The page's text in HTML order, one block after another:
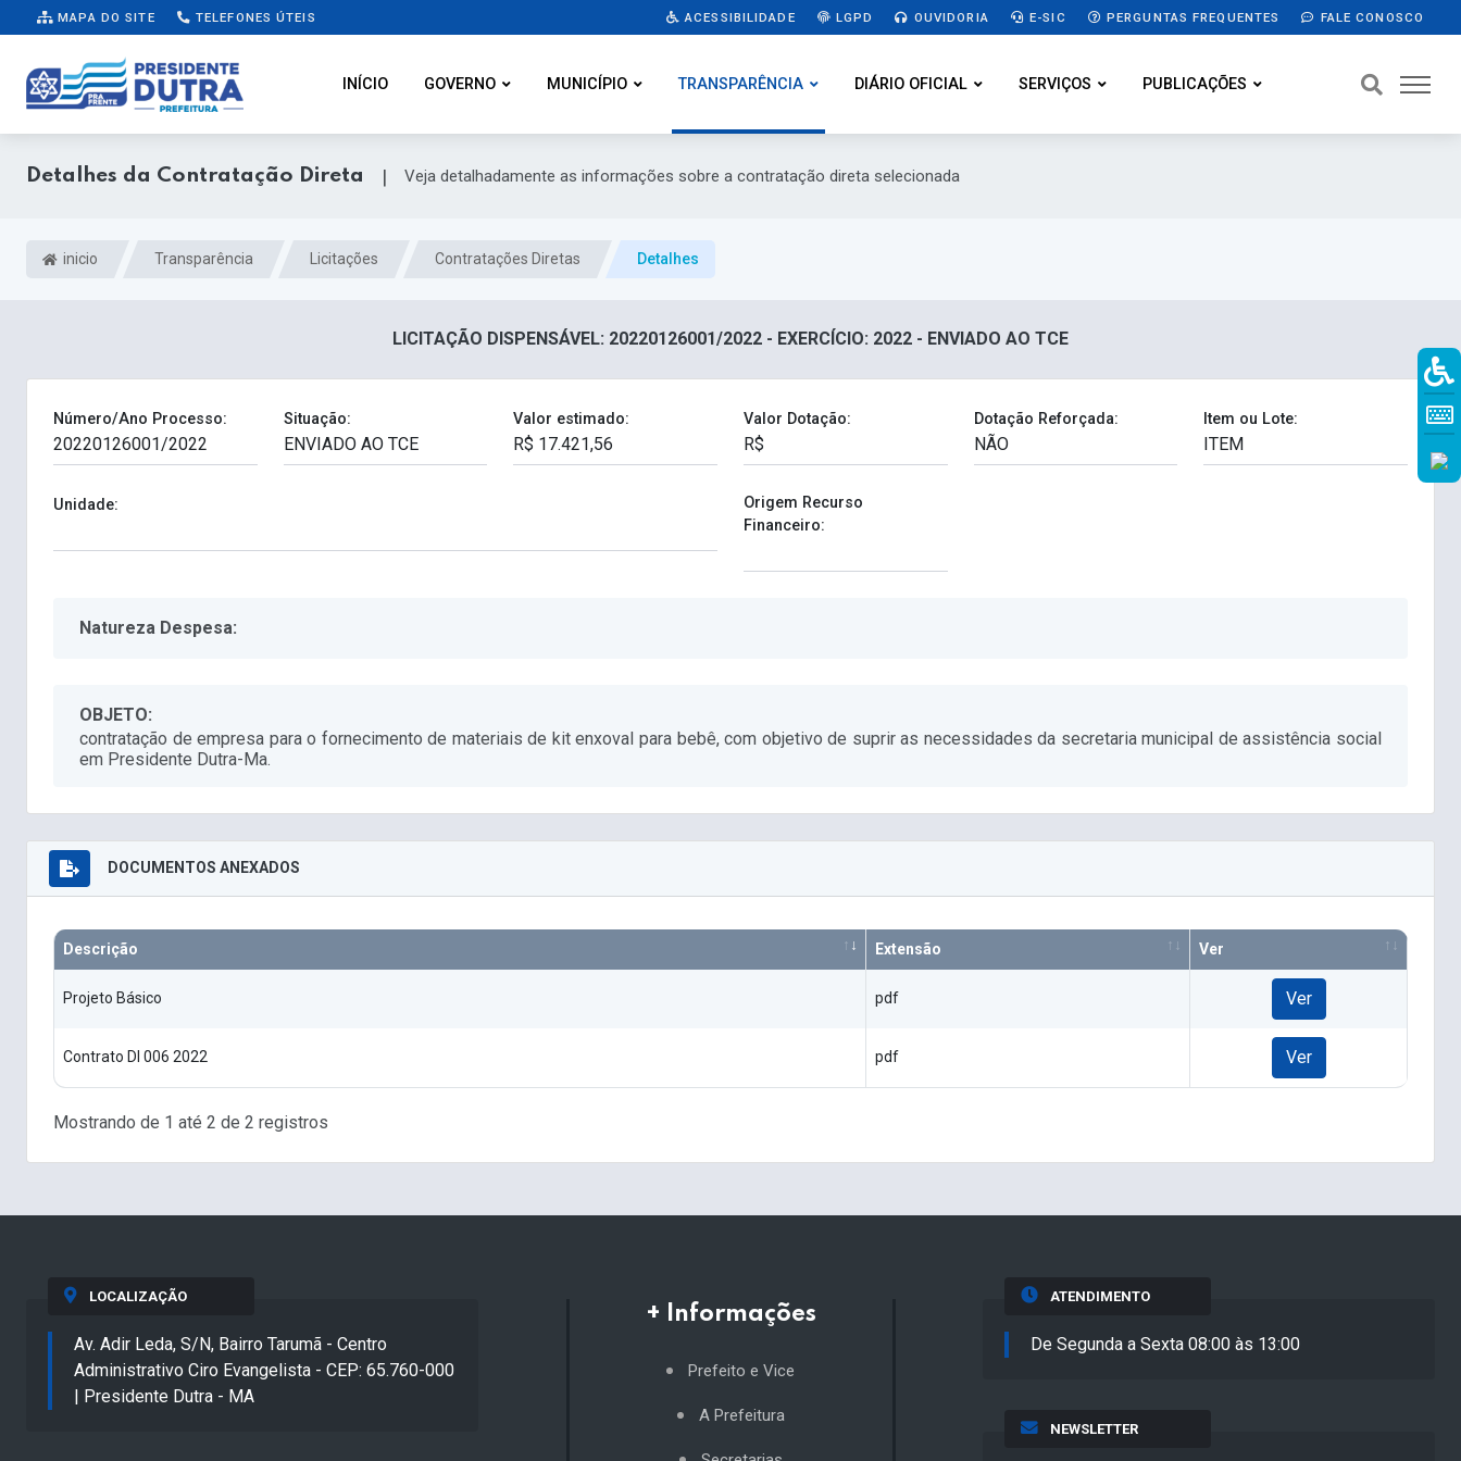
MAPA DO SITE TELEFONES ÚTEIS ACESSIBILIDADE LGPD OUVIDORIA E-SIC PERGUNTAS FREQUENTES FALE CONOSCO
INÍCIO GOVERNO MUNICÍPIO TRANSPARÊNCIA DIÁRIO OFICIAL SERVIÇOS PUBLICAÇÕES
Detalhes da Contratação Direta | Veja detalhadamente as informações sobre a contratação direta selecionada
inicio Transparência Licitações Contratações Diretas Detalhes
LICITAÇÃO DISPENSÁVEL: 20220126001/2022 - EXERCÍCIO: 2022 - ENVIADO AO TCE
Número/Ano Processo: Situação: Valor estimado: Valor Dotação: Dotação Reforçada: Item ou Lote:
Unidade:
Origem Recurso
Financeiro:
Natureza Despesa:
OBJETO:
contratação de empresa para o fornecimento de materiais de kit enxoval para bebê, com objetivo de suprir as necessidades da secretaria municipal de assistência social
em Presidente Dutra-Ma.
DOCUMENTOS ANEXADOS
Descrição Extensão Ver
Projeto Básico pdf Ver
Contrato Dl 006 2022 pdf Ver
Mostrando de 1 até 2 de 2 registros
LOCALIZAÇÃO
Av. Adir Leda, S/N, Bairro Tarumã - Centro
Administrativo Ciro Evangelista - CEP: 65.760-000
| Presidente Dutra - MA
+ Informações
Prefeito e Vice
A Prefeitura
ATENDIMENTO
De Segunda a Sexta 08:00 às 13:00
NEWSLETTER